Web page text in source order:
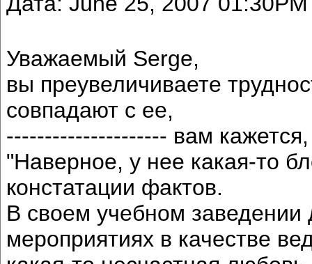
Уважаемый Serge,
вы преувеличиваете
совпадают с ее,
--------------------- вам кажется,
"Наверное, у нее какая-то
констатации фактов.
В своем учебном заведении
мероприятиях в качестве